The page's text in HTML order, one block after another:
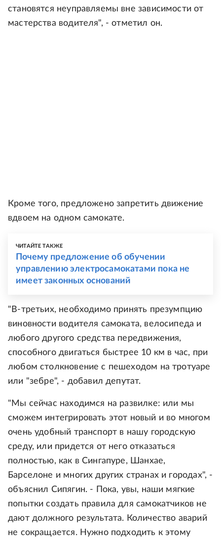
становятся неуправляемы вне зависимости от
мастерства водителя", - отметил он.
Кроме того, предложено запретить движение
вдвоем на одном самокате.
ЧИТАЙТЕ ТАКЖЕ
Почему предложение об обучении
управлению электросамокатами пока не
имеет законных оснований
"В-третьих, необходимо принять презумпцию
виновности водителя самоката, велосипеда и
любого другого средства передвижения,
способного двигаться быстрее 10 км в час, при
любом столкновение с пешеходом на тротуаре
или "зебре", - добавил депутат.
"Мы сейчас находимся на развилке: или мы
сможем интегрировать этот новый и во многом
очень удобный транспорт в нашу городскую
среду, или придется от него отказаться
полностью, как в Сингапуре, Шанхае,
Барселоне и многих других странах и городах", -
объяснил Сипягин. - Пока, увы, наши мягкие
попытки создать правила для самокатчиков не
дают должного результата. Количество аварий
не сокращается. Нужно подходить к этому